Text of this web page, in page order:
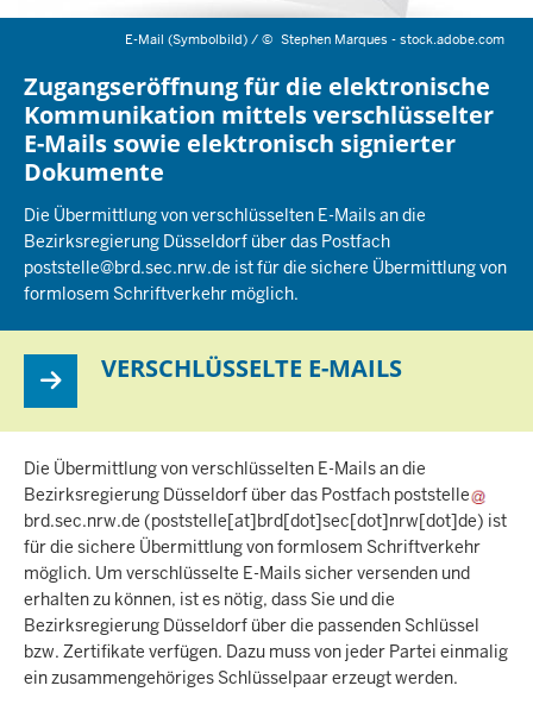
E-Mail (Symbolbild) /© Stephen Marques - stock.adobe.com
Zugangseröffnung für die elektronische
Kommunikation mittels verschlüsselter
E-Mails sowie elektronisch signierter
Dokumente
Die Übermittlung von verschlüsselten E-Mails an die
Bezirksregierung Düsseldorf über das Postfach
poststelle@brd.sec.nrw.de ist für die sichere Übermittlung von
formlosem Schriftverkehr möglich.
VERSCHLÜSSELTE E-MAILS
Die Übermittlung von verschlüsselten E-Mails an die
Bezirksregierung Düsseldorf über das Postfach poststelle
brd.sec.nrw.de (poststelle[at]brd[dot]sec[dot]nrw[dot]de) ist
für die sichere Übermittlung von formlosem Schriftverkehr
möglich. Um verschlüsselte E-Mails sicher versenden und
erhalten zu können, ist es nötig, dass Sie und die
Bezirksregierung Düsseldorf über die passenden Schlüssel
bzw. Zertifikate verfügen. Dazu muss von jeder Partei einmalig
ein zusammengehöriges Schlüsselpaar erzeugt werden.